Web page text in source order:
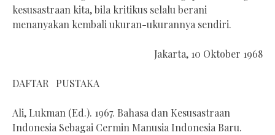
kesusastraan kita, bila kritikus selalu berani
menanyakan kembali ukuran-ukurannya sendiri.
Jakarta, 10 Oktober 1968
DAFTAR PUSTAKA
Ali, Lukman (Ed.). 1967. Bahasa dan Kesusastraan
Indonesia Sebagai Cermin Manusia Indonesia Baru.